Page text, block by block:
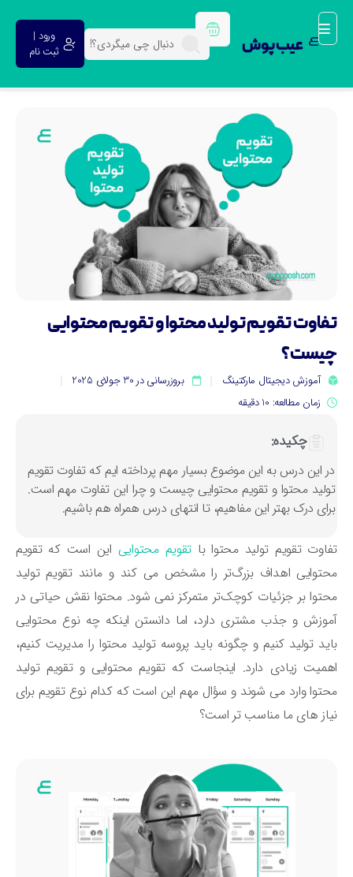
عیب پوش
ورود |
ثبت نام
تقویم تولید محتوا و تقویم محتوایی
آموزش دیجیتال مارکتینگ
بروزرسانی در 30 جولای 2025
زمان مطالعه: 10 دقیقه
چکیده:
این درس به این موضوع بسیار مهم پرداخته ایم که تفاوت تقویم
محتوا و تقویم محتوایی چیست و چرا این تفاوت مهم است.
درک بهتر این مفاهیم، تا انتهای درس همراه هم باشیم.
تقویم تولید محتوا باتقویم محتواییاین است که تقویم
اهداف بزرگ‌تر را مشخص می ‌کند و مانند تقویم تولید
بر جزئیات کوچک‌تر متمرکز نمی ‌شود. محتوا نقش حیاتی در
و جذب مشتری دارد، اما دانستن اینکه چه نوع محتوایی
تولید کنیم و چگونه باید پروسه تولید محتوا را مدیریت کنیم،
زیادی دارد. اینجاست که تقویم محتوایی و تقویم تولید
وارد می ‌شوند و سؤال مهم این است که کدام نوع تقویم برای
های ما مناسب تر است؟